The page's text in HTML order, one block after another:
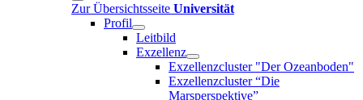
Zur Übersichtsseite Universität
Profil
Leitbild
Exzellenz
Exzellenzcluster "Der Ozeanboden"
Exzellenzcluster “Die
Marsperspektive”